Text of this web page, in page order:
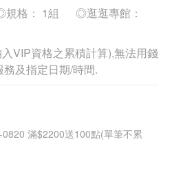
格： 1組
◎逛逛專館：
VIP資格之累積計算),無法用錢
及指定日期/時間.
0820 滿$2200送100點(單筆不累